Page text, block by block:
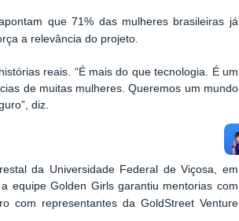
que 71% das mulheres brasileiras já
a relevância do projeto.
reais. “É mais do que tecnologia. É um
de muitas mulheres. Queremos um mundo
diz.
da Universidade Federal de Viçosa, em
equipe Golden Girls garantiu mentorias com
com representantes da GoldStreet Venture